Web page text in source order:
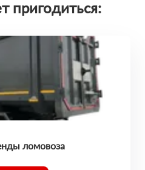
пригодиться:
ломовоза